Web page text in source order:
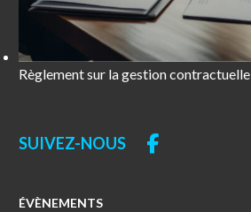
Règlement sur la gestion contractuelle
SUIVEZ-NOUS
ÉVÈNEMENTS